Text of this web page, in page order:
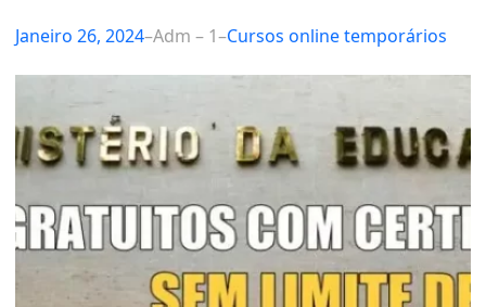
Janeiro 26, 2024–Adm – 1–Cursos online temporários